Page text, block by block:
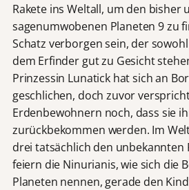
Rakete ins Weltall, um den bisher
sagenumwobenen Planeten 9 zu
Schatz verborgen sein, der
dem Erfinder gut zu Gesicht
Prinzessin Lunatick hat sich an
geschlichen, doch zuvor
Erdenbewohnern noch, dass sie
zurückbekommen werden. Im
drei tatsächlich den unbekannten
feiern die Ninurianis, wie sich die
Planeten nennen, gerade den